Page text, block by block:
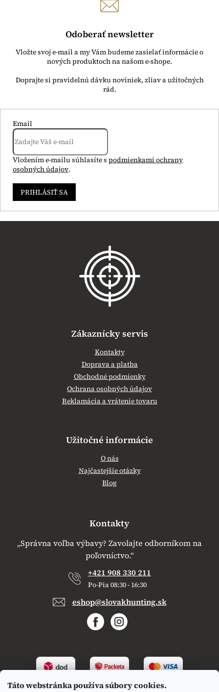
Táto webstránka používa súbory cookies.
Odoberať newsletter
Vložte svoj e-mail a my Vám budeme zasielať informácie o
nových produktoch na našom e-shope.
Email
Vložením e-mailu súhlasíte s podmienkami ochrany
osobných údajov.
PRIHLÁSIŤ SA
Z
Zákaznícky servis
Kontakty
Doprava a platba
Obchodné podmienky
Ochrana osobných údajov
Reklamácia a vrátenie tovaru
Užitočné informácie
O nás
Najčastejšie otázky
Blog
Kontakty
„Správna voľba výbavy? Zavolajte odborníkom na
poľovníctvo.“
+421 908 330 211
Po-Pia 08:30 - 16:30
eshop@slovakhunting.sk